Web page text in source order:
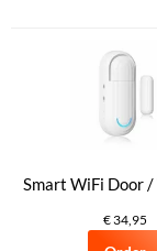
Smart WiFi Door /
€ 34,95